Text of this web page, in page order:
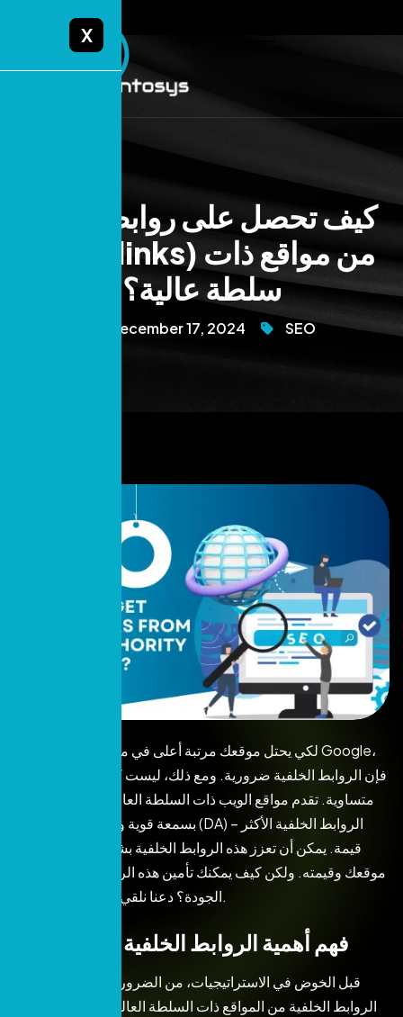
X
كيف تحصل على روابط خلفية
(Backlinks) من مواقع ذات
سلطة عالية؟
December 17, 2024 SEO
لكي يحتل موقعك مرتبة أعلى في محركات البحث مثل Google،
فإن الروابط الخلفية ضرورية. ومع ذلك، ليست كل الروابط الخلفية
متساوية. تقدم مواقع الويب ذات السلطة العالية – تلك التي تتمتع
بسمعة قوية وسلطة مجال عالية (DA) – الروابط الخلفية الأكثر
قيمة. يمكن أن تعزز هذه الروابط الخلفية بشكل كبير من ظهور
موقعك وقيمته. ولكن كيف يمكنك تأمين هذه الروابط الخلفية عالية
الجودة؟ دعنا نلقي نظرة على المدونة.
فهم أهمية الروابط الخلفية عالية الجودة
قبل الخوض في الاستراتيجيات، من الضروري فهم سبب أهمية
الروابط الخلفية من المواقع ذات السلطة العالية. الروابط الخلفية